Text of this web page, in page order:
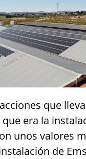
que
era la
unos valores
de